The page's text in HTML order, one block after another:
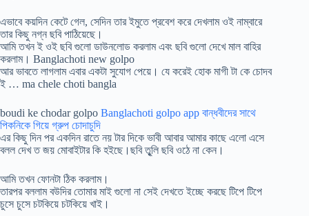
এভাবে কয়দিন কেটে গেল, সেদিন তার ইমুতে প্রবেশ করে দেখলাম ওই নাম্বারে
তার কিছু নগ্ন ছবি পাঠিয়েছে।
আমি তখন ই ওই ছবি গুলো ডাউনলোড করলাম এবং ছবি গুলো দেখে মাল বাহির
করলাম। Banglachoti new golpo
আর ভাবতে লাগলাম এবার একটা সুযোগ পেয়ে। যে করেই হোক মাগী টা কে চোদব
ই … ma chele choti bangla
boudi ke chodar golpo Banglachoti golpo app বান্ধবীদের সাথে
পিকনিকে গিয়ে গ্রুপ চোদাচুদি
এর কিছু দিন পর একদিন রাতে নয় টার দিকে ভাবী আবার আমার কাছে এলো এসে
বলল দেখ ত জয় মোবাইটার কি হইছে।ছবি তুৃলি ছবি ওঠে না কেন।
আমি তখন ফোনটা ঠিক করলাম।
তারপর বললাম বউদির তোমার মাই গুলো না সেই দেখতে ইচ্ছে করছে টিপে টিপে
চুসে চুসে চটকিয়ে চটকিয়ে খাই।